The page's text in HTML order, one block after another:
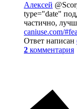
Алексей
type="date"
частично,
caniuse.com/
Ответ написан
2 комментария